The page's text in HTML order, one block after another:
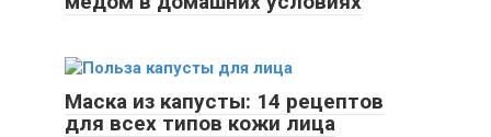
Маска из капусты: 14 рецептов
для всех типов кожи лица